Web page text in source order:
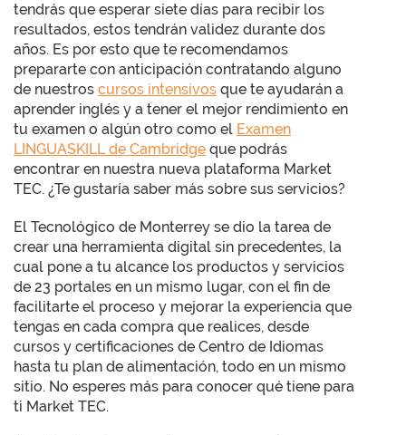
tendrás que esperar siete días para recibir los
resultados, estos tendrán validez durante dos
años. Es por esto que te recomendamos
prepararte con anticipación contratando alguno
de nuestros cursos intensivos que te ayudarán a
aprender inglés y a tener el mejor rendimiento en
tu examen o algún otro como el Examen
LINGUASKILL de Cambridge que podrás
encontrar en nuestra nueva plataforma Market
TEC. ¿Te gustaría saber más sobre sus servicios?
El Tecnológico de Monterrey se dio la tarea de
crear una herramienta digital sin precedentes, la
cual pone a tu alcance los productos y servicios
de 23 portales en un mismo lugar, con el fin de
facilitarte el proceso y mejorar la experiencia que
tengas en cada compra que realices, desde
cursos y certificaciones de Centro de Idiomas
hasta tu plan de alimentación, todo en un mismo
sitio. No esperes más para conocer qué tiene para
ti Market TEC.